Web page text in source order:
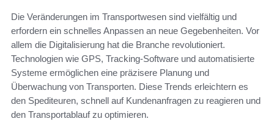
Die Veränderungen im Transportwesen sind vielfältig und
erfordern ein schnelles Anpassen an neue Gegebenheiten. Vor
allem die Digitalisierung hat die Branche revolutioniert.
Technologien wie GPS, Tracking-Software und automatisierte
Systeme ermöglichen eine präzisere Planung und
Überwachung von Transporten. Diese Trends erleichtern es
den Spediteuren, schnell auf Kundenanfragen zu reagieren und
den Transportablauf zu optimieren.